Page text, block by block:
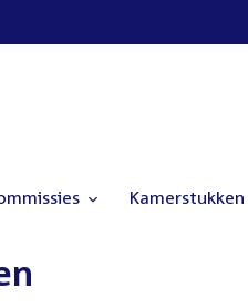
Kamerstukken